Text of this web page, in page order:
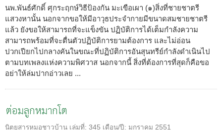
นพ.พันธ์ศักดิ์ ศุกระฤกษ์วิธีป้องกัน มะเขือเผา (๑)สิ่งที่ชายชาตรี
แสวงหานั้น นอกจากขอให้มีอาวุธประจำกายมีขนาดสมชายชาตรี
แล้ว ยังขอให้สามารถที่จะแข็งขัน ปฏิบัติการได้เต็มกำลังความ
สามารถพร้อมที่จะตื่นตัวปฏิบัติการยามต้องการ และไม่อ่อน
ปวกเปียกไปกลางคันในขณะที่ปฏิบัติการอันสุนทรีย์กำลังดำเนินไป
ตามบทเพลงแห่งความพิศวาส นอกจากนี้ สิ่งที่ต้องการที่สุดก็คือขอ
อย่าให้ล่มปากอ่าวเลย ...
ต่อมลูกหมากโต
นิตยสารหมอชาวบ้าน เล่มที่: 345 เดือน/ปี: มกราคม 2551